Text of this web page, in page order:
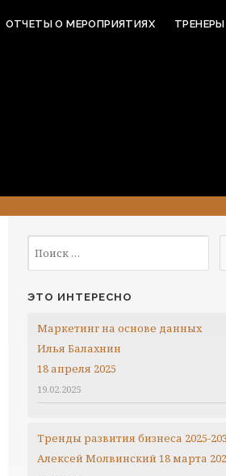
ОТЧЕТЫ О МЕРОПРИЯТИЯХ ТРЕНЕРЫ
ЭТО ИНТЕРЕСНО
Маркетинг на основе данных
Илья Балахнин
18 апреля 2025
19.02.2025
Тренды развития бизнеса 2025-
Алексей Молвинский18 марта